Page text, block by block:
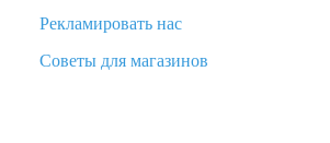
Рекламировать нас
Советы для магазинов